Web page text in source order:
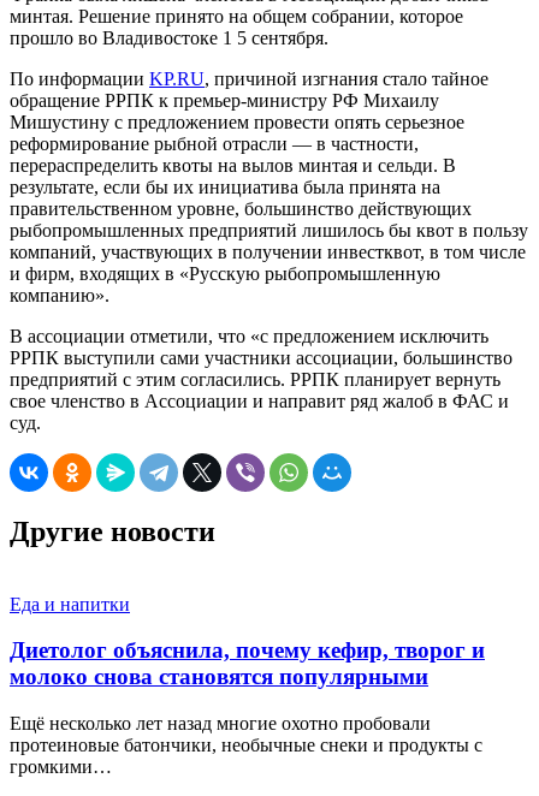
минтая. Решение принято на общем собрании, которое
прошло во Владивостоке 1 5 сентября.
По информации KP.RU, причиной изгнания стало тайное
обращение РРПК к премьер-министру РФ Михаилу
Мишустину с предложением провести опять серьезное
реформирование рыбной отрасли — в частности,
перераспределить квоты на вылов минтая и сельди. В
результате, если бы их инициатива была принята на
правительственном уровне, большинство действующих
рыбопромышленных предприятий лишилось бы квот в пользу
компаний, участвующих в получении инвестквот, в том числе
и фирм, входящих в «Русскую рыбопромышленную
компанию».
В ассоциации отметили, что «с предложением исключить
РРПК выступили сами участники ассоциации, большинство
предприятий с этим согласились. РРПК планирует вернуть
свое членство в Ассоциации и направит ряд жалоб в ФАС и
суд.
Другие новости
Еда и напитки
Диетолог объяснила, почему кефир, творог и
молоко снова становятся популярными
Ещё несколько лет назад многие охотно пробовали
протеиновые батончики, необычные снеки и продукты с
громкими…